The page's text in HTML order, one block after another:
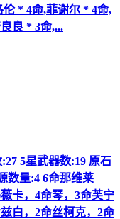
* 4命,菲谢尔 * 4命,
良 * 3命,...
5星武器数:19 原石
数量:4 6命那维莱
卡，4命琴，3命芙宁
白，2命丝柯克，2命